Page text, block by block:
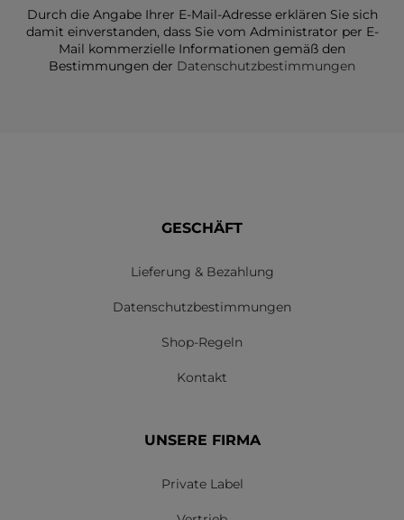
Durch die Angabe Ihrer E-Mail-Adresse erklären Sie sich
damit einverstanden, dass Sie vom Administrator per E-
Mail kommerzielle Informationen gemäß den
Bestimmungen der Datenschutzbestimmungen
GESCHÄFT
Lieferung & Bezahlung
Datenschutzbestimmungen
Shop-Regeln
Kontakt
UNSERE FIRMA
Private Label